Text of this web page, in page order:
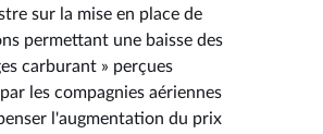
sur la mise en place de
permettant une baisse des
carburant » perçues
les compagnies aériennes
l'augmentation du prix